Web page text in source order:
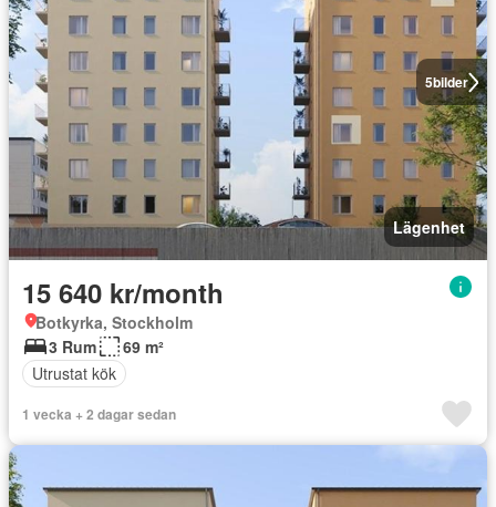
5bilder
Lägenhet
15 640 kr/month
Botkyrka, Stockholm
3 Rum
69 m²
Utrustat kök
1 vecka + 2 dagar sedan